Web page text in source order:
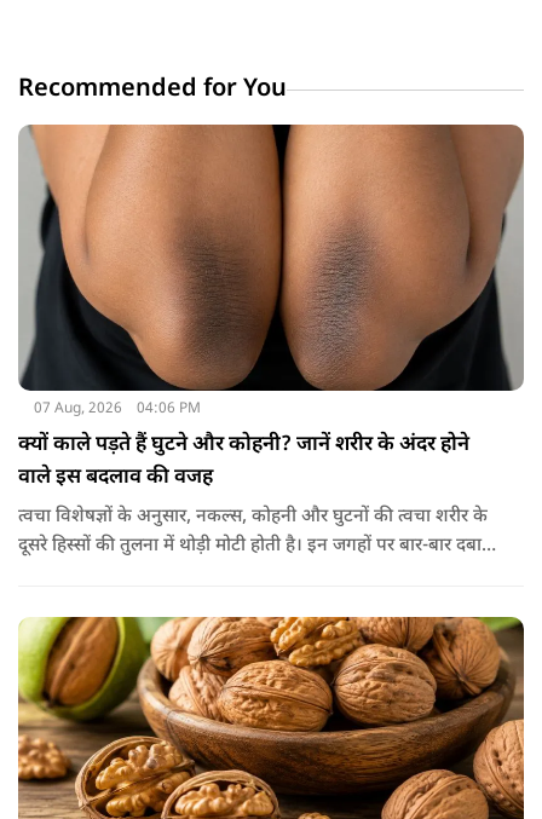
Recommended for You
07 Aug, 2026 04:06 PM
क्यों काले पड़ते हैं घुटने और कोहनी? जानें शरीर के अंदर होने
वाले इस बदलाव की वजह
त्वचा विशेषज्ञों के अनुसार, नकल्स, कोहनी और घुटनों की त्वचा शरीर के
दूसरे हिस्सों की तुलना में थोड़ी मोटी होती है। इन जगहों पर बार-बार दबाव